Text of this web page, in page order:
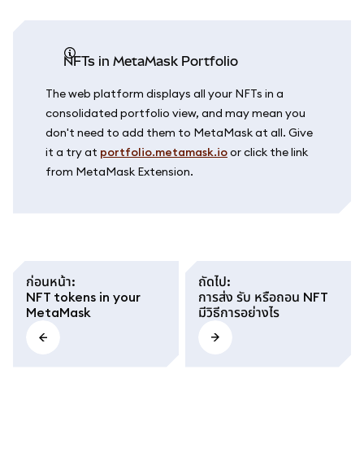
NFTs in MetaMask Portfolio
The web platform displays all your NFTs in a
consolidated portfolio view, and may mean you
don't need to add them to MetaMask at all. Give
it a try at portfolio.metamask.ioor click the link
from MetaMask Extension.
ก่อนหน้า:
NFT tokens in your
MetaMask
ถัดไป:
การส่ง รับ หรือถอน NFT
มีวิธีการอย่างไร